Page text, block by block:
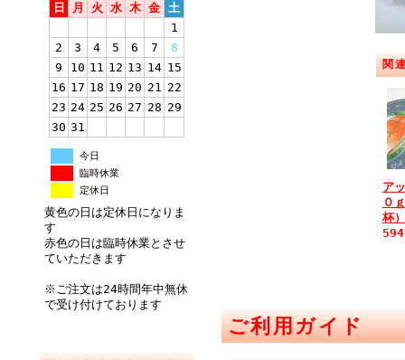
日
月 火 水 木 金 土
1
2
3 4 5 6 7
8
9
10 11 12 13 14 15
16 17 18 19 20 21 22
23 24 25 26 27 28 29
30 31
今日
臨時休業
定休日
黄色の日は定休日になりま
す
赤色の日は臨時休業とさせ
ていただきます
※ご注文は24時間年中無休
で受け付けております
関
ア
０
杯）
ご利用ガイド